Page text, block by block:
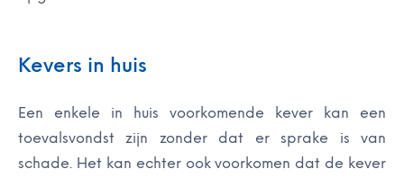
Kevers in huis
Een enkele in huis voorkomende kever kan een
toevalsvondst zijn zonder dat er sprake is van
schade. Het kan echter ook voorkomen dat de kever